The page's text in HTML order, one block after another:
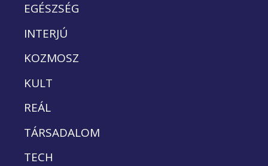
EGÉSZSÉG
INTERJÚ
KOZMOSZ
KULT
REÁL
TÁRSADALOM
TECH